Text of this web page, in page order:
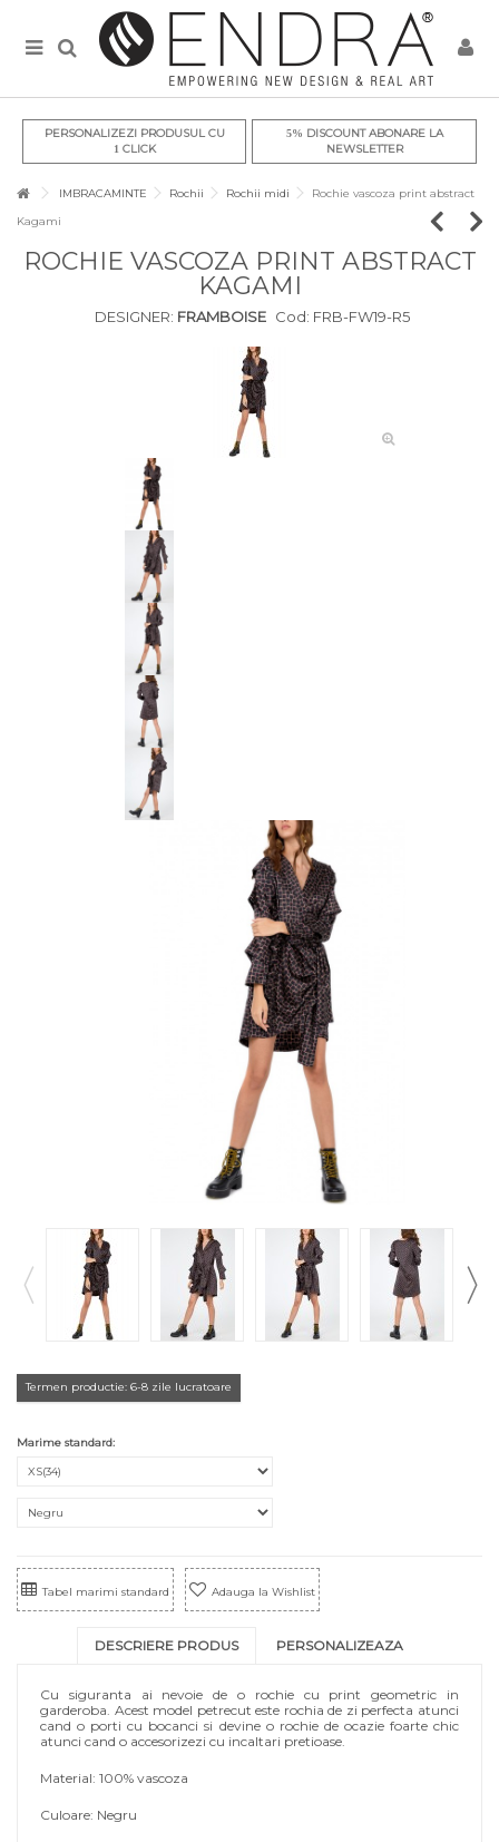
PERSONALIZEZI PRODUSUL CU
1CLICK
5% DISCOUNT ABONARE LA
NEWSLETTER
IMBRACAMINTE Rochii Rochii midi Rochie vascoza print abstract
Kagami
ROCHIE VASCOZA PRINT ABSTRACT
KAGAMI
DESIGNER: FRAMBOISE Cod: FRB-FW19-R5
Termen productie: 6-8 zile lucratoare
Marime standard:
Tabel marimi standard Adauga la Wishlist
DESCRIERE PRODUS PERSONALIZEAZA
Cu siguranta ai nevoie de o rochie cu print geometric in
garderoba. Acest model petrecut este rochia de zi perfecta atunci
cand o porti cu bocanci si devine o rochie de ocazie foarte chic
atunci cand o accesorizezi cu incaltari pretioase.
Material: 100% vascoza
Culoare: Negru